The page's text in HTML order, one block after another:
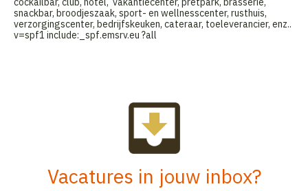
snackbar, broodjeszaak, sport- en wellnesscenter, rusthuis,
verzorgingscenter, bedrijfskeuken, cateraar, toeleverancier, enz..
v=spf1 include:_spf.emsrv.eu ?all
Vacatures in jouw inbox?